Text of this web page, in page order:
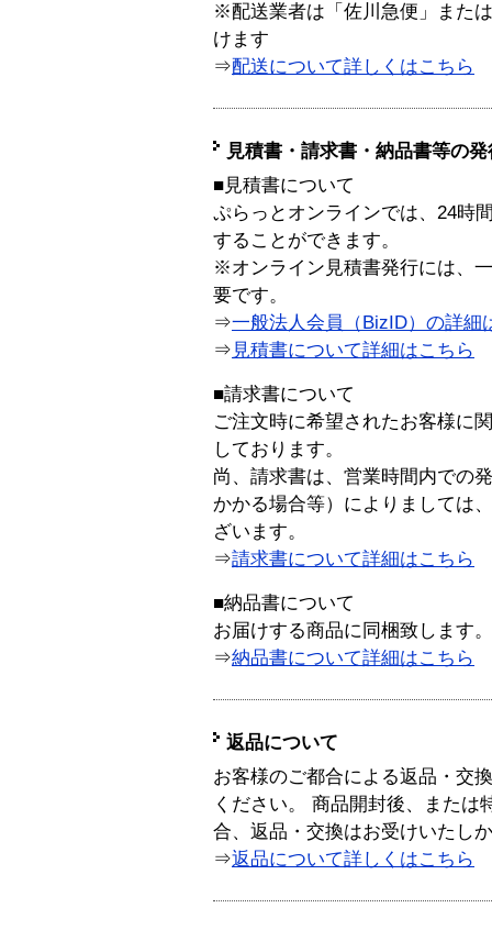
※配送業者は「佐川急便」また
けます
⇒配送について詳しくはこちら
見積書・請求書・納品書等の
■見積書について
ぷらっとオンラインでは、24時
することができます。
※オンライン見積書発行には、
要です。
⇒一般法人会員（BizID）の詳細
⇒ 見積書について詳細はこちら
■請求書について
ご注文時に希望されたお客様に
しております。
尚、請求書は、営業時間内での
かかる場合等）によりましては
ざいます。
⇒請求書について詳細はこちら
■納品書について
お届けする商品に同梱致します。
⇒納品書について詳細はこちら
返品について
お客様のご都合による返品・交
ください。 商品開封後、または
合、返品・交換はお受けいたし
⇒返品について詳しくはこちら